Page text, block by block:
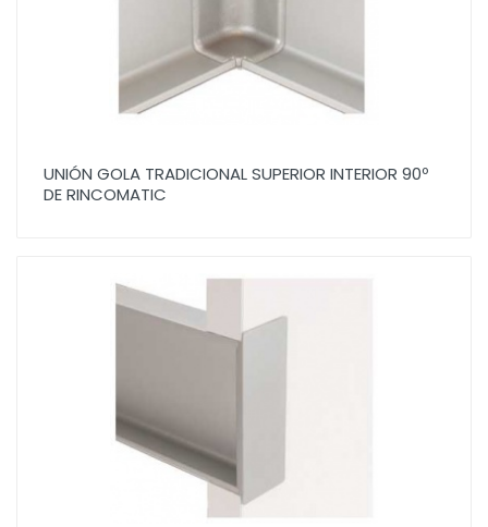
UNIÓN GOLA TRADICIONAL SUPERIOR INTERIOR 90º
DE RINCOMATIC